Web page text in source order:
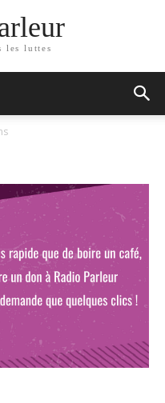
les luttes